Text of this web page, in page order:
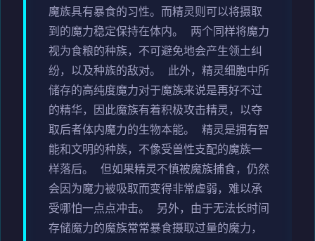
魔族具有暴食的习性。而精灵则可以将摄取
到的魔力稳定保持在体内。 两个同样将魔力
视为食粮的种族，不可避免地会产生领土纠
纷，以及种族的敌对。 此外，精灵细胞中所
储存的高纯度魔力对于魔族来说是再好不过
的精华，因此魔族有着积极攻击精灵，以夺
取后者体内魔力的生物本能。 精灵是拥有智
能和文明的种族，不像受兽性支配的魔族一
样落后。 但如果精灵不慎被魔族捕食，仍然
会因为魔力被吸取而变得非常虚弱，难以承
受哪怕一点点冲击。 另外，由于无法长时间
存储魔力的魔族常常暴食摄取过量的魔力，